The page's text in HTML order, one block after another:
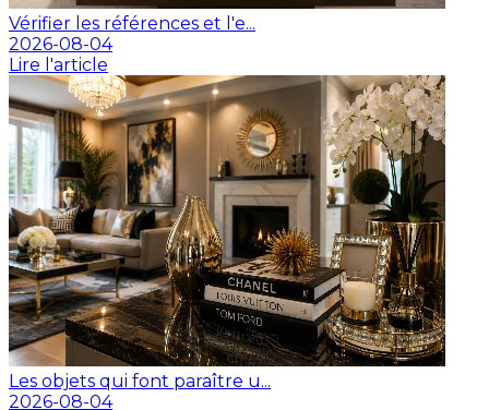
Vérifier les références et l'e...
2026-08-04
Lire l'article
Les objets qui font paraître u...
2026-08-04